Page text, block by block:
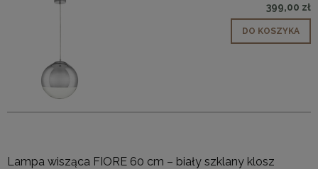
399,00 zł
DO KOSZYKA
Lampa wisząca FIORE 60 cm – biały szklany klosz